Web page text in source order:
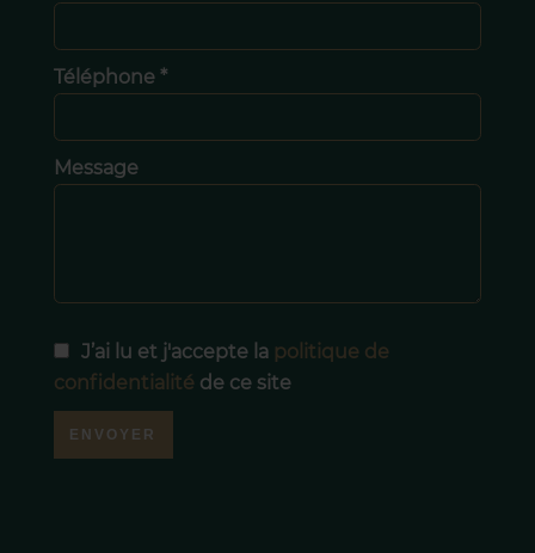
Téléphone *
Message
J’ai lu et j'accepte la politique de
confidentialité de ce site
ENVOYER